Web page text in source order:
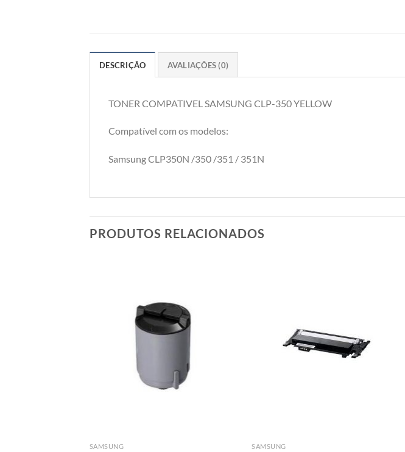
DESCRIÇÃO AVALIAÇÕES (0)
TONER COMPATIVEL SAMSUNG CLP-350 YELLOW
Compatível com os modelos:
Samsung CLP350N /350 /351 / 351N
PRODUTOS RELACIONADOS
SAMSUNG SAMSUNG